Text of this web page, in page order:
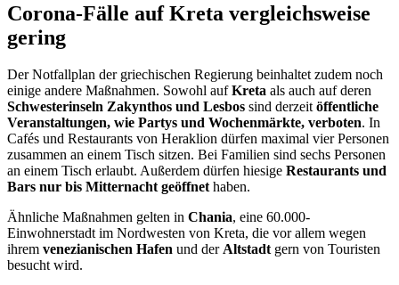
Corona-Fälle auf Kreta vergleichsweise
gering
Der Notfallplan der griechischen Regierung beinhaltet zudem noch
einige andere Maßnahmen. Sowohl aufKreta als auch auf deren
Schwesterinseln Zakynthos und Lesbos sind derzeitöffentliche
Veranstaltungen, wie Partys und Wochenmärkte, verboten. In
Cafés und Restaurants von Heraklion dürfen maximal vier Personen
zusammen an einem Tisch sitzen. Bei Familien sind sechs Personen
an einem Tisch erlaubt. Außerdem dürfen hiesige Restaurants und
Bars nur bis Mitternacht geöffnethaben.
Ähnliche Maßnahmen gelten in Chania, eine 60.000-
Einwohnerstadt im Nordwesten von Kreta, die vor allem wegen
ihrem venezianischen Hafen und derAltstadtgern von Touristen
besucht wird.